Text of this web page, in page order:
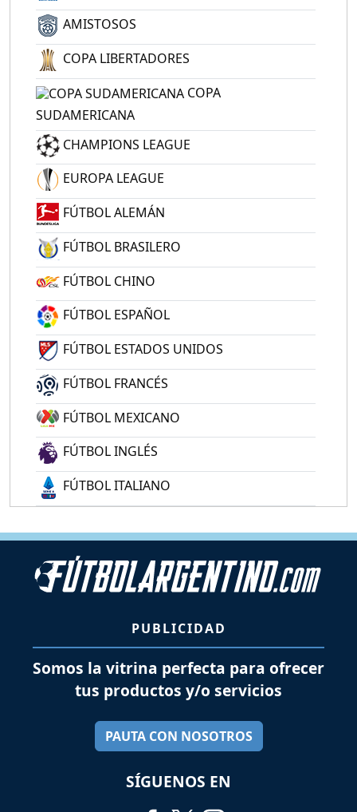
AMISTOSOS
COPA LIBERTADORES
COPA
SUDAMERICANA
CHAMPIONS LEAGUE
EUROPA LEAGUE
FÚTBOL ALEMÁN
FÚTBOL BRASILERO
FÚTBOL CHINO
FÚTBOL ESPAÑOL
FÚTBOL ESTADOS UNIDOS
FÚTBOL FRANCÉS
FÚTBOL MEXICANO
FÚTBOL INGLÉS
FÚTBOL ITALIANO
PUBLICIDAD
Somos la vitrina perfecta para ofrecer
tus productos y/o servicios
PAUTA CON NOSOTROS
SÍGUENOS EN